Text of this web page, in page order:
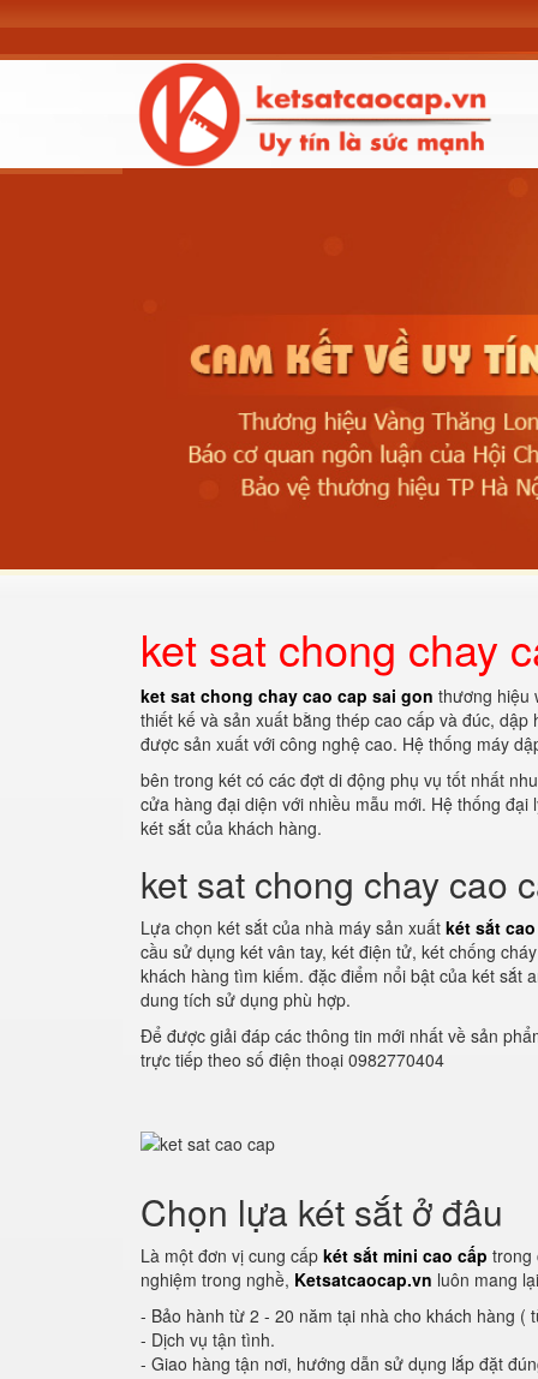
ket sat chong chay
ket sat chong chay cao cap sai gon thương hiệu
thiết kế và sản xuất bằng thép cao cấp và đúc,
được sản xuất với công nghệ cao. Hệ thống máy
bên trong két có các đợt di động phụ vụ tốt nhất
cửa hàng đại diện với nhiều mẫu mới. Hệ thống
két sắt của khách hàng.
ket sat chong chay cao
Lựa chọn két sắt của nhà máy sản xuất két sắt
cầu sử dụng két vân tay, két điện tử, két chống
khách hàng tìm kiếm. đặc điểm nổi bật của két sắt
dung tích sử dụng phù hợp.
Để được giải đáp các thông tin mới nhất về sản
trực tiếp theo số điện thoại 0982770404
Chọn lựa két sắt ở đâu
Là một đơn vị cung cấp két sắt mini cao cấp trong
nghiệm trong nghề, Ketsatcaocap.vn luôn mang
- Bảo hành từ 2 - 20 năm tại nhà cho khách hàng (
- Dịch vụ tận tình.
- Giao hàng tận nơi, hướng dẫn sử dụng lắp đặt